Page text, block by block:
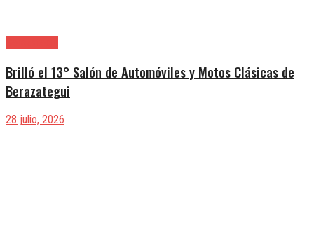
Brilló el 13° Salón de Automóviles y Motos Clásicas de
Berazategui
28 julio, 2026